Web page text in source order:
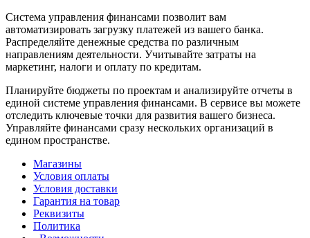
Система управления финансами позволит вам
автоматизировать загрузку платежей из вашего банка.
Распределяйте денежные средства по различным
направлениям деятельности. Учитывайте затраты на
маркетинг, налоги и оплату по кредитам.
Планируйте бюджеты по проектам и анализируйте отчеты в
единой системе управления финансами. В сервисе вы можете
отследить ключевые точки для развития вашего бизнеса.
Управляйте финансами сразу нескольких организаций в
едином пространстве.
Магазины
Условия оплаты
Условия доставки
Гарантия на товар
Реквизиты
Политика